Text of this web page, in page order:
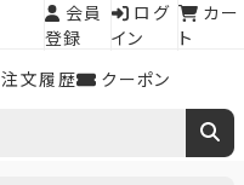
注文履歴 クーポン
会員
登録
ログ
イン
カー
ト